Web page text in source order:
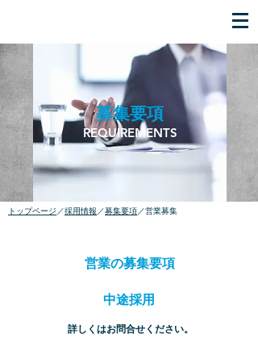
​募集要項
REQUIREMENTS
​トップページ ／採用情報 ／募集要項​／営業募集
​営業の募集要項
​中途採用
​詳しくはお問合せください。